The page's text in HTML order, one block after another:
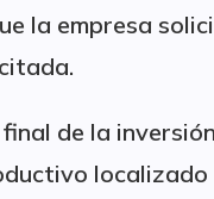
la empresa
de la
localizado